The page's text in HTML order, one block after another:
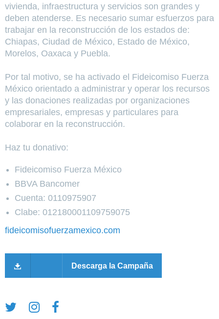
vivienda, infraestructura y servicios son grandes y
deben atenderse. Es necesario sumar esfuerzos para
trabajar en la reconstrucción de los estados de:
Chiapas, Ciudad de México, Estado de México,
Morelos, Oaxaca y Puebla.
Por tal motivo, se ha activado el Fideicomiso Fuerza
México orientado a administrar y operar los recursos
y las donaciones realizadas por organizaciones
empresariales, empresas y particulares para
colaborar en la reconstrucción.
Haz tu donativo:
Fideicomiso Fuerza México
BBVA Bancomer
Cuenta: 0110975907
Clabe: 012180001109759075
fideicomisofuerzamexico.com
Descarga la Campaña